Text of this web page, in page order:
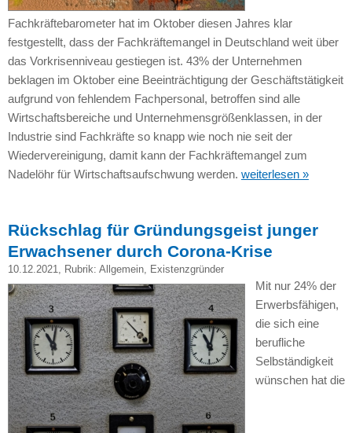
Fachkräftebarometer hat im Oktober diesen Jahres klar
festgestellt, dass der Fachkräftemangel in Deutschland weit über
das Vorkrisenniveau gestiegen ist. 43% der Unternehmen
beklagen im Oktober eine Beeinträchtigung der Geschäftstätigkeit
aufgrund von fehlendem Fachpersonal, betroffen sind alle
Wirtschaftsbereiche und Unternehmensgrößenklassen, in der
Industrie sind Fachkräfte so knapp wie noch nie seit der
Wiedervereinigung, damit kann der Fachkräftemangel zum
Nadelöhr für Wirtschaftsaufschwung werden. weiterlesen »
Rückschlag für Gründungsgeist junger
Erwachsener durch Corona-Krise
10.12.2021, Rubrik: Allgemein, Existenzgründer
Mit nur 24% der
Erwerbsfähigen,
die sich eine
berufliche
Selbständigkeit
wünschen hat die